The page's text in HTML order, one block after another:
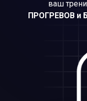
ваш
ПРОГРЕВОВ и